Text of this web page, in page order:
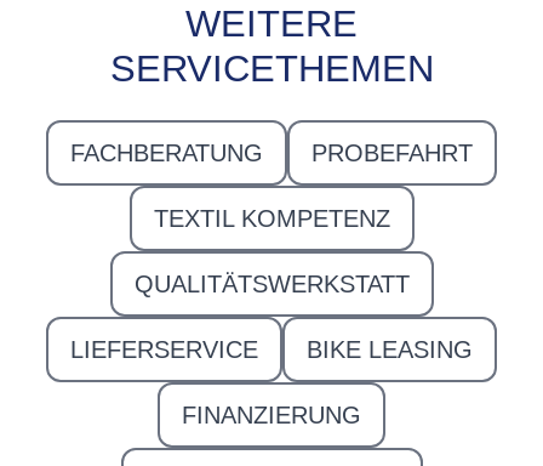
WEITERE
SERVICETHEMEN
FACHBERATUNG PROBEFAHRT
TEXTIL KOMPETENZ
QUALITÄTSWERKSTATT
LIEFERSERVICE BIKE LEASING
FINANZIERUNG